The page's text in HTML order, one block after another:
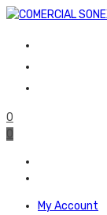
0
0
My Account